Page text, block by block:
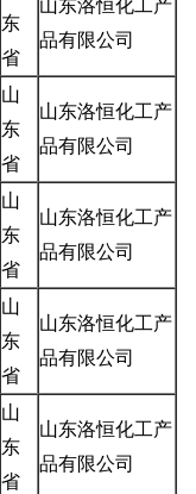
东
省
山东洛恒化工产
品有限公司
山
东
省
山东洛恒化工产
品有限公司
山
东
省
山东洛恒化工产
品有限公司
山
东
省
山东洛恒化工产
品有限公司
山
东
省
山东洛恒化工产
品有限公司